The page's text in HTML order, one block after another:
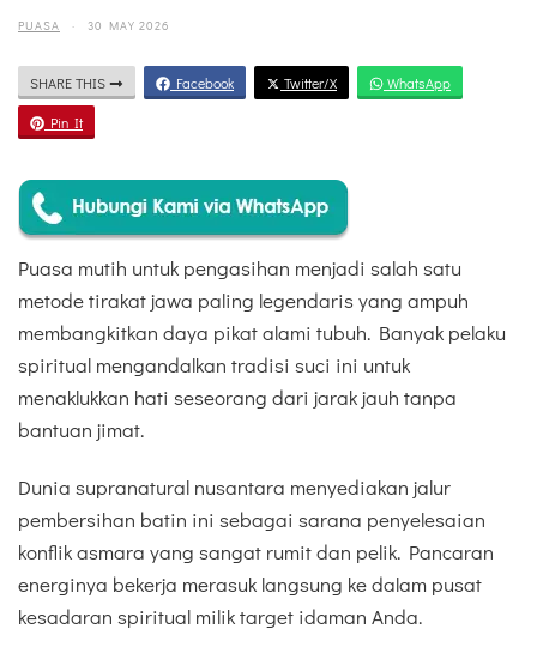
PUASA · 30 MAY 2026
SHARE THIS Facebook Twitter/X WhatsApp
Pin It
Puasa mutih untuk pengasihan menjadi salah satu
metode tirakat jawa paling legendaris yang ampuh
membangkitkan daya pikat alami tubuh. Banyak pelaku
spiritual mengandalkan tradisi suci ini untuk
menaklukkan hati seseorang dari jarak jauh tanpa
bantuan jimat.
Dunia supranatural nusantara menyediakan jalur
pembersihan batin ini sebagai sarana penyelesaian
konflik asmara yang sangat rumit dan pelik. Pancaran
energinya bekerja merasuk langsung ke dalam pusat
kesadaran spiritual milik target idaman Anda.